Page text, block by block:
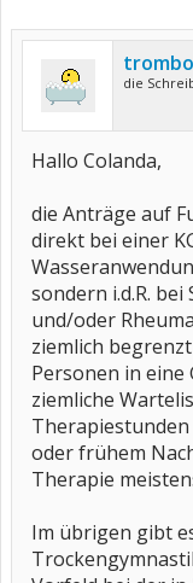
die
Hallo Colanda,
die Anträge auf
direkt bei einer
sondern i.d.R.
und/oder
ziemlich
Personen in eine
ziemliche
oder frühem
Therapie
Im übrigen gibt